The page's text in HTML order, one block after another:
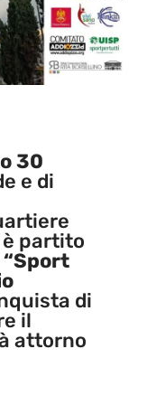
30
e di
è partito
“Sport
di
il
attorno